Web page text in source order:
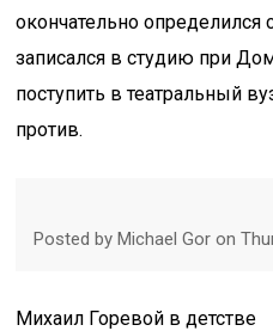
окончательно
записался в студию при
поступить в театральный
против.
Posted by Michael Gor on
Михаил Горевой в детстве